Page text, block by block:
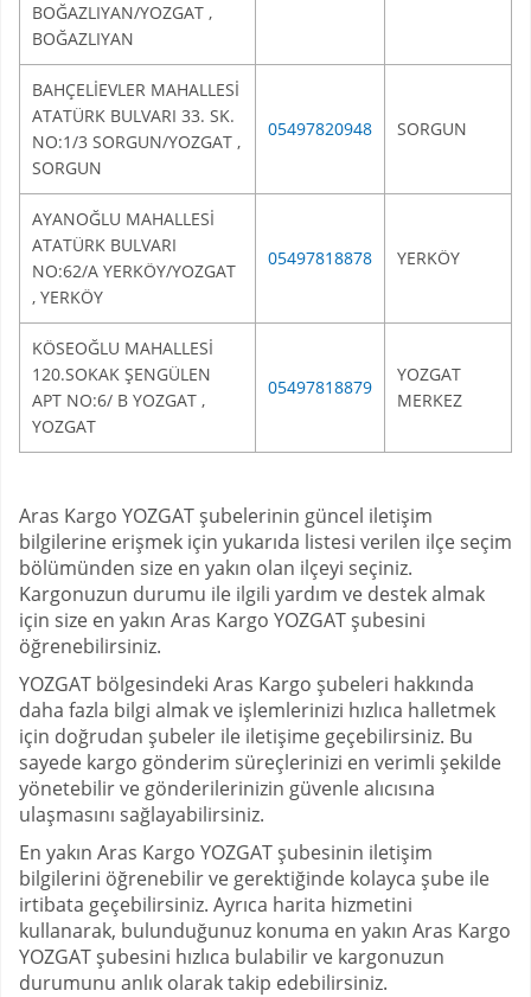
BOĞAZLIYAN/YOZGAT ,
BOĞAZLIYAN
BAHÇELİEVLER MAHALLESİ
ATATÜRK BULVARI 33. SK.
NO:1/3 SORGUN/YOZGAT ,
SORGUN
05497820948 SORGUN
AYANOĞLU MAHALLESİ
ATATÜRK BULVARI
NO:62/A YERKÖY/YOZGAT
, YERKÖY
05497818878 YERKÖY
KÖSEOĞLU MAHALLESİ
120.SOKAK ŞENGÜLEN
APT NO:6/ B YOZGAT ,
YOZGAT
05497818879
YOZGAT
MERKEZ
Aras Kargo YOZGAT şubelerinin güncel iletişim
bilgilerine erişmek için yukarıda listesi verilen ilçe seçim
bölümünden size en yakın olan ilçeyi seçiniz.
Kargonuzun durumu ile ilgili yardım ve destek almak
için size en yakın Aras Kargo YOZGAT şubesini
öğrenebilirsiniz.
YOZGAT bölgesindeki Aras Kargo şubeleri hakkında
daha fazla bilgi almak ve işlemlerinizi hızlıca halletmek
için doğrudan şubeler ile iletişime geçebilirsiniz. Bu
sayede kargo gönderim süreçlerinizi en verimli şekilde
yönetebilir ve gönderilerinizin güvenle alıcısına
ulaşmasını sağlayabilirsiniz.
En yakın Aras Kargo YOZGAT şubesinin iletişim
bilgilerini öğrenebilir ve gerektiğinde kolayca şube ile
irtibata geçebilirsiniz. Ayrıca harita hizmetini
kullanarak, bulunduğunuz konuma en yakın Aras Kargo
YOZGAT şubesini hızlıca bulabilir ve kargonuzun
durumunu anlık olarak takip edebilirsiniz.